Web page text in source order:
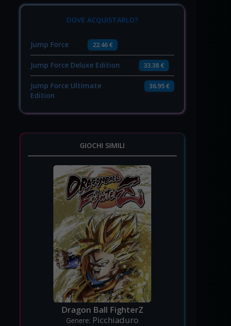
DOVE ACQUISTARLO?
Jump Force 22.46 €
Jump Force Deluxe Edition 33.38 €
Jump Force Ultimate
Edition
36.95 €
GIOCHI SIMILI
Dragon Ball FighterZ
Genere: Picchiaduro